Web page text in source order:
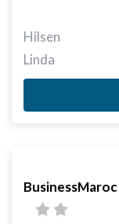
Hilsen
Linda
BusinessMaroc